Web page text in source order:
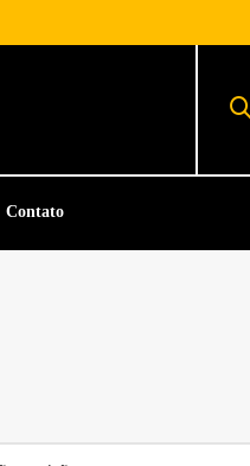
Contato